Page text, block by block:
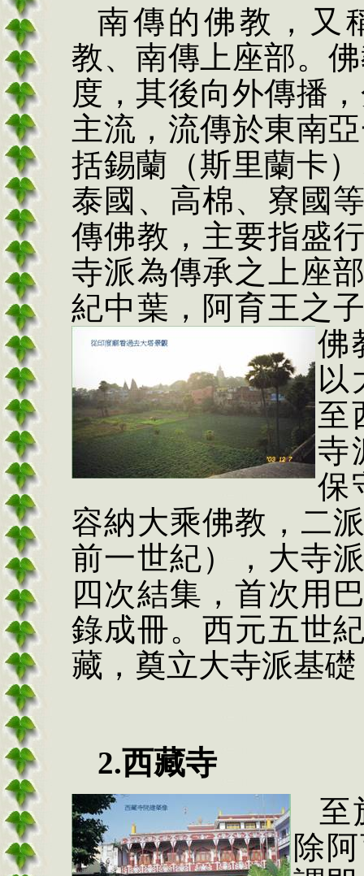
南傳的佛教，
又
教、南傳上座部。
度，其後向外傳播
主流，流傳於東南
括錫蘭（斯里蘭卡
泰國、高棉、寮國
傳佛教，主要指盛
寺派為傳承之上座
紀中葉，阿育王之
佛
以
至
寺
保
容納大乘佛教，二
前一世紀），大寺
四次結集，首次用
錄成冊。西元五世
藏，奠立大寺派基
2.西藏寺
至
除